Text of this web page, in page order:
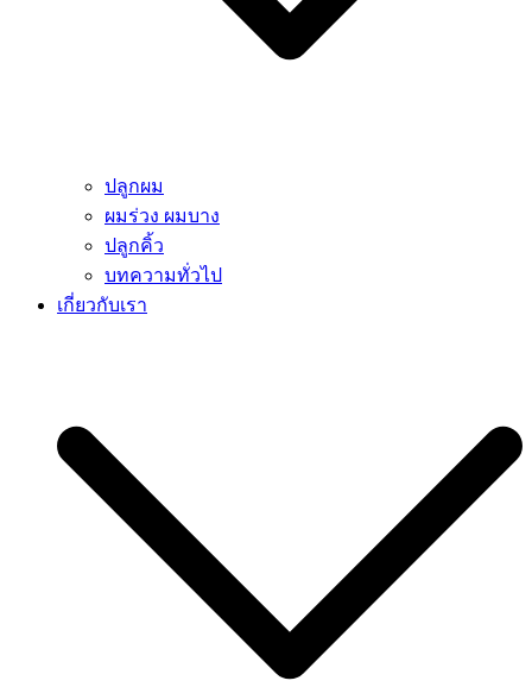
ปลูกผม
ผมร่วง ผมบาง
ปลูกคิ้ว
บทความทั่วไป
เกี่ยวกับเรา